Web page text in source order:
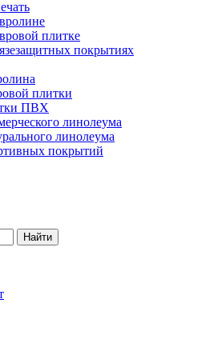
плитке
покрытиях
плитки
ПВХ
линолеума
линолеума
покрытий
Найти